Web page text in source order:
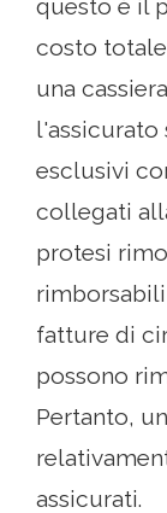
questo è il
costo
una
l'assicurato
esclusivi
collegati
protesi
fatture di
possono
Pertanto,
assicurati.